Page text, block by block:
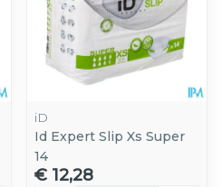
iD
Id Expert Slip Xs Super
14
€ 12,28